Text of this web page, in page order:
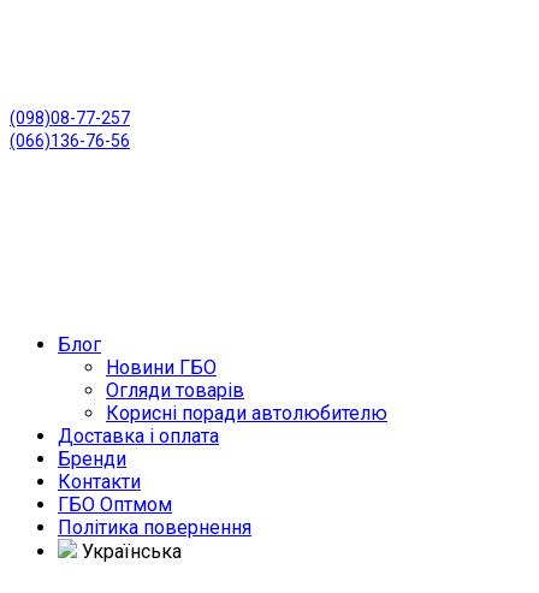
(098)08-77-257
(066)136-76-56
Блог
Новини ГБО
Огляди товарів
Корисні поради автолюбителю
Доставка і оплата
Бренди
Контакти
ГБО Оптмом
Політика повернення
Українська